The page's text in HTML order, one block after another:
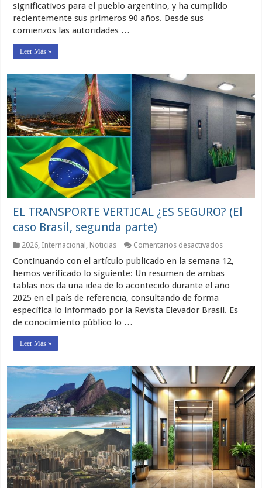
significativos para el pueblo argentino, y ha cumplido
recientemente sus primeros 90 años. Desde sus
comienzos las autoridades …
Leer Más »
EL TRANSPORTE VERTICAL ¿ES SEGURO? (El
caso Brasil, segunda parte)
2026, Internacional , Noticias Comentarios desactivadosen
VERTICAL
SEGURO?
caso
Brasil,
Continuando con el artículo publicado en la semana 12,
hemos verificado lo siguiente: Un resumen de ambas
tablas nos da una idea de lo acontecido durante el año
2025 en el país de referencia, consultando de forma
específica lo informado por la Revista Elevador Brasil. Es
de conocimiento público lo …
Leer Más »